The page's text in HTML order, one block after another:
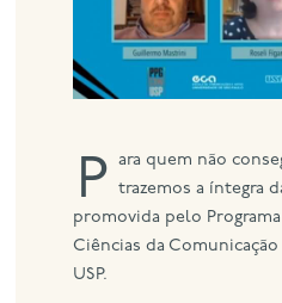
Para quem não conseguiu acompanhar,
trazemos a íntegra
promovida pelo
Ciências da Comunicação
USP.